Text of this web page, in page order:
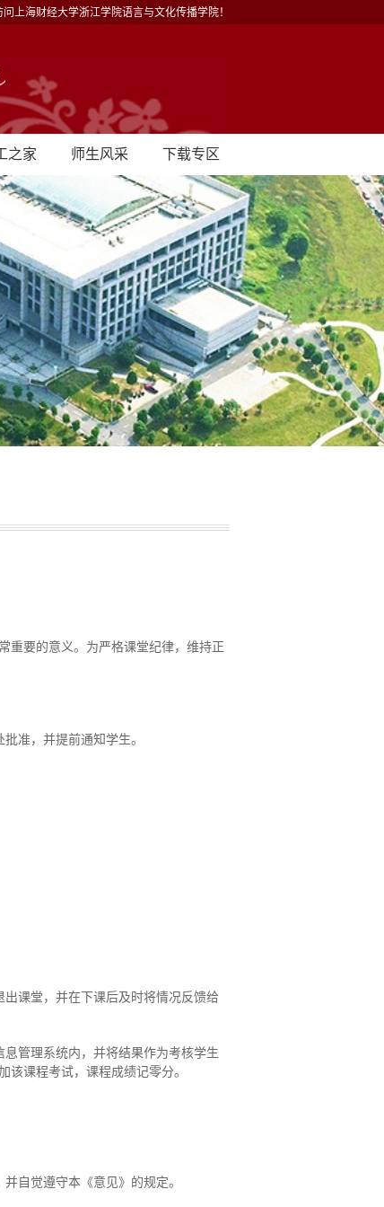
问上海财经大学浙江学院语言与文化传播学院！
之家 师生风采 下载专区
重要的意义。为严格课堂纪律，维持正
准，并提前通知学生。
课堂，并在下课后及时将情况反馈给
管理系统内，并将结果作为考核学生
课程考试，课程成绩记零分。
自觉遵守本《意见》的规定。